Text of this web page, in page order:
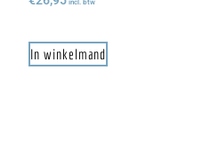
incl. btw
In winkelmand